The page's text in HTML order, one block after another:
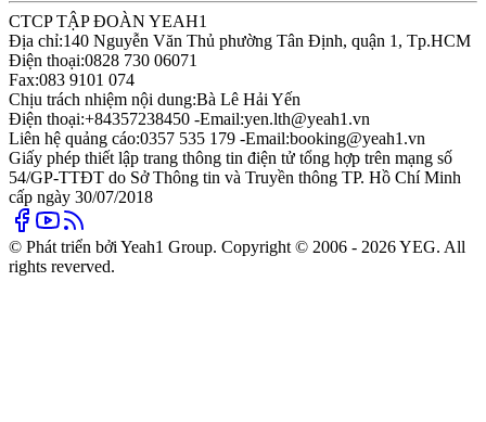
CTCP TẬP ĐOÀN YEAH1
Địa chỉ:140 Nguyễn Văn Thủ phường Tân Định, quận 1, Tp.HCM
Điện thoại:0828 730 06071
Fax:083 9101 074
Chịu trách nhiệm nội dung:Bà Lê Hải Yến
Điện thoại:+84357238450 -Email:yen.lth@yeah1.vn
Liên hệ quảng cáo:0357 535 179 -Email:booking@yeah1.vn
Giấy phép thiết lập trang thông tin điện tử tổng hợp trên mạng số
54/GP-TTĐT do Sở Thông tin và Truyền thông TP. Hồ Chí Minh
cấp ngày 30/07/2018
© Phát triển bởi Yeah1 Group. Copyright © 2006 - 2026 YEG. All
rights reverved.